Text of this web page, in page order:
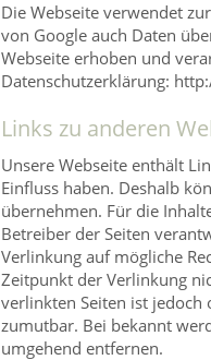
Die Webseite verwendet
von Google auch Daten
Webseite erhoben und
Datenschutzerklärung:
Links zu anderen
Unsere Webseite enthält
Einfluss haben. Deshalb
übernehmen. Für die
Betreiber der Seiten
Verlinkung auf mögliche
Zeitpunkt der Verlinkung
verlinkten Seiten ist jedoch
zumutbar. Bei bekannt
umgehend entfernen.